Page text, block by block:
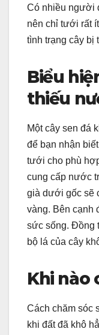
Có nhiều người
nên chỉ tưới rất
tình trạng cây bị
Biểu
thiếu
Một cây sen đá
để bạn nhận
tưới cho phù
cung cấp nước
già dưới gốc sẽ
vàng. Bên cạnh
sức sống. Đồng
bộ lá của cây
Khi nào
Cách chăm sóc
khi đất đã khô